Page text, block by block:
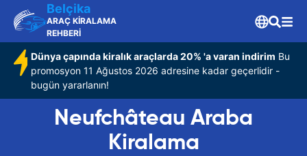
Belçika
ARAÇ KİRALAMA
REHBERİ
Dünya çapında kiralık araçlarda 20% 'a varan indirim Bu
promosyon 11 Ağustos 2026 adresine kadar geçerlidir -
bugün yararlanın!
Neufchâteau Araba
Kiralama